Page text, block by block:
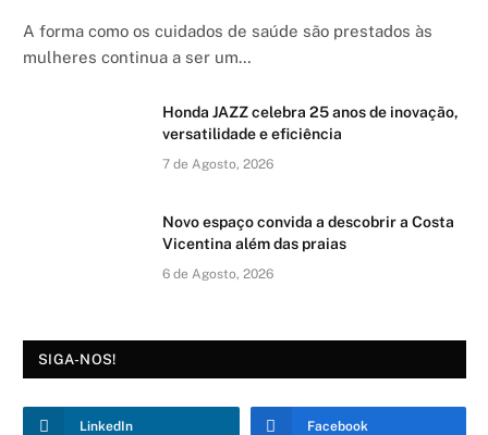
A forma como os cuidados de saúde são prestados às
mulheres continua a ser um…
Honda JAZZ celebra 25 anos de inovação,
versatilidade e eficiência
7 de Agosto, 2026
Novo espaço convida a descobrir a Costa
Vicentina além das praias
6 de Agosto, 2026
SIGA-NOS!
LinkedIn Facebook